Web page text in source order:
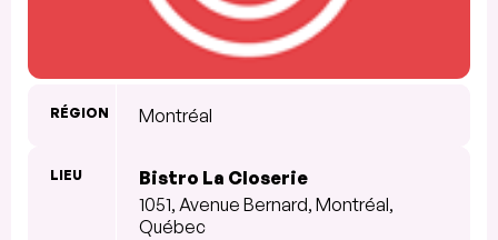
RÉGION Montréal
LIEU
Bistro La Closerie
1051, Avenue Bernard, Montréal,
Québec